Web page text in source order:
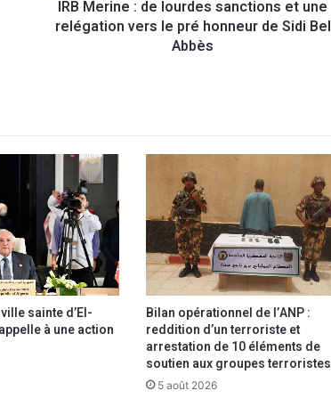
d
e
s
c
t
i
n
IRB Merine : de lourdes sanctions et une
relégation vers le pré honneur de Sidi Bel
Abbès
sainte d’El-
à une action
Bilan opérationnel de l’ANP :
reddition d’un terroriste et
arrestation de 10 éléments de
soutien aux groupes terroristes
5 août 2026